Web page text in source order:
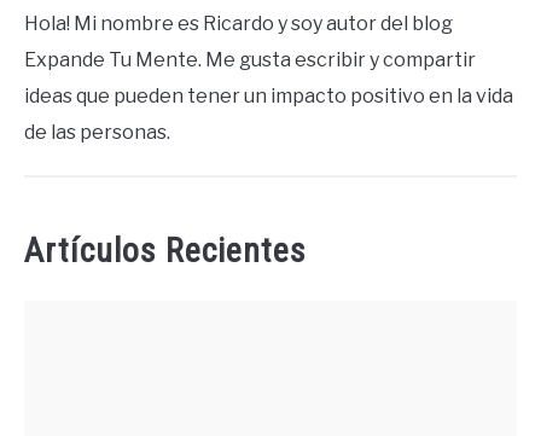
Hola! Mi nombre es Ricardo y soy autor del blog
Expande Tu Mente. Me gusta escribir y compartir
ideas que pueden tener un impacto positivo en la vida
de las personas.
Artículos Recientes